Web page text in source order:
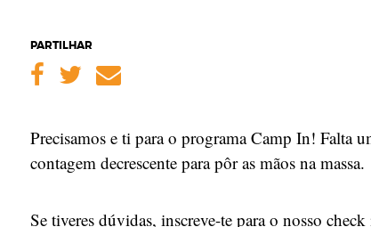
PARTILHAR
Facebook
Twitter
Email
Precisamos e ti para o programa Camp In! Falta
contagem decrescente para pôr as mãos na massa.
Se tiveres dúvidas, inscreve-te para o nosso